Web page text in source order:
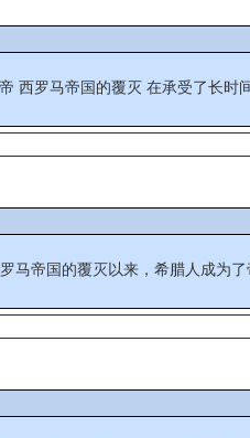
西罗马帝国的覆灭 在承受了长时
马帝国的覆灭以来，希腊人成为